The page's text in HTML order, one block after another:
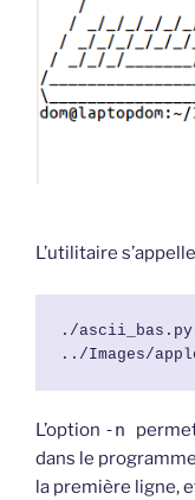
L’utilitaire
./
../Images/
L’option -n
dans le
la première ligne,